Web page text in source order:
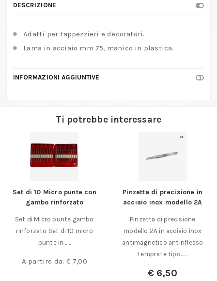
DESCRIZIONE
Adatti per tappezzieri e decoratori.
Lama in acciaio mm 75, manico in plastica.
INFORMAZIONI AGGIUNTIVE
Ti potrebbe interessare
Set di 10 Micro punte con
gambo rinforzato
Set di Micro punte gambo
rinforzato Set di 10 micro
punte in……
A partire da: € 7,00
Pinzetta di precisione in
acciaio inox modello 2A
Pinzetta di precisione
modello 2A in acciaio inox
antimagnetico antiriflesso
temprate tipo……
€6,50